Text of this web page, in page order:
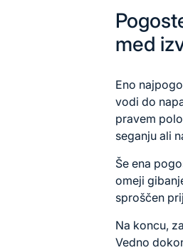
med
Eno
vodi do
pravem
seganju ali
Še ena
omeji
sproščen
Na koncu,
Vedno